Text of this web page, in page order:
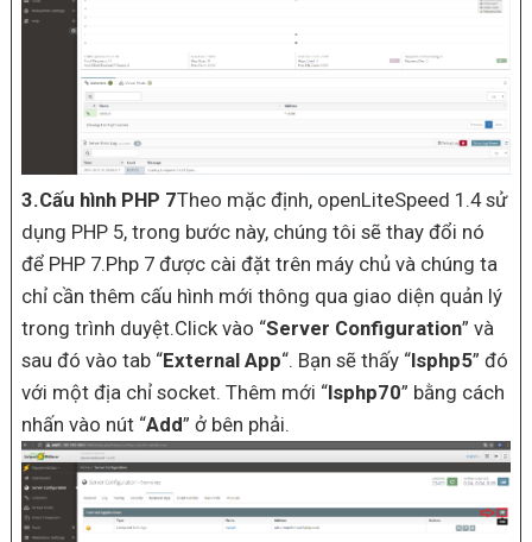
3.Cấu hình PHP 7Theo mặc định, openLiteSpeed 1.4 sử
dụng PHP 5, trong bước này, chúng tôi sẽ thay đổi nó
để PHP 7.Php 7 được cài đặt trên máy chủ và chúng ta
chỉ cần thêm cấu hình mới thông qua giao diện quản lý
trong trình duyệt.Click vào “Server Configuration” và
sau đó vào tab “External App“. Bạn sẽ thấy “lsphp5” đó
với một địa chỉ socket. Thêm mới “lsphp70” bằng cách
nhấn vào nút “Add” ở bên phải.